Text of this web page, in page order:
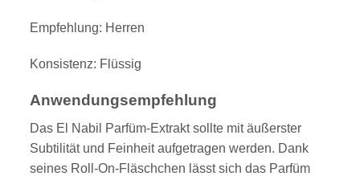
Empfehlung: Herren
Konsistenz: Flüssig
Anwendungsempfehlung
Das El Nabil Parfüm-Extrakt sollte mit äußerster
Subtilität und Feinheit aufgetragen werden. Dank
seines Roll-On-Fläschchen lässt sich das Parfüm